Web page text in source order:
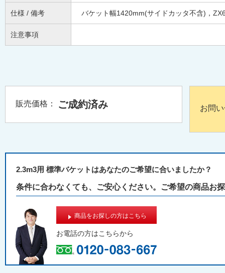
仕様 / 備考 バケット幅1420mm(サイドカッタ不含)，
注意事項
販売価格： ご成約済み お問
2.3m3用 標準バケットはあなたのご希望に合いましたか？
条件に合わなくても、ご安心ください。ご希望の商品お
商品をお探しの方はこちら
お電話の方はこちらから